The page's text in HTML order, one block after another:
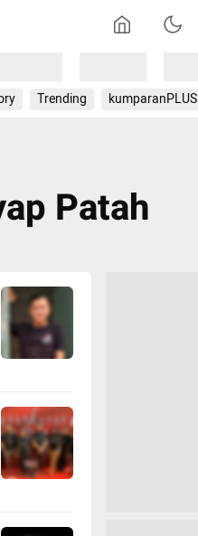
Trending kumparanPLUS
Patah